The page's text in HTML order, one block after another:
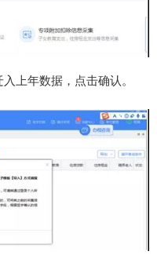
上年数据，点击确认。